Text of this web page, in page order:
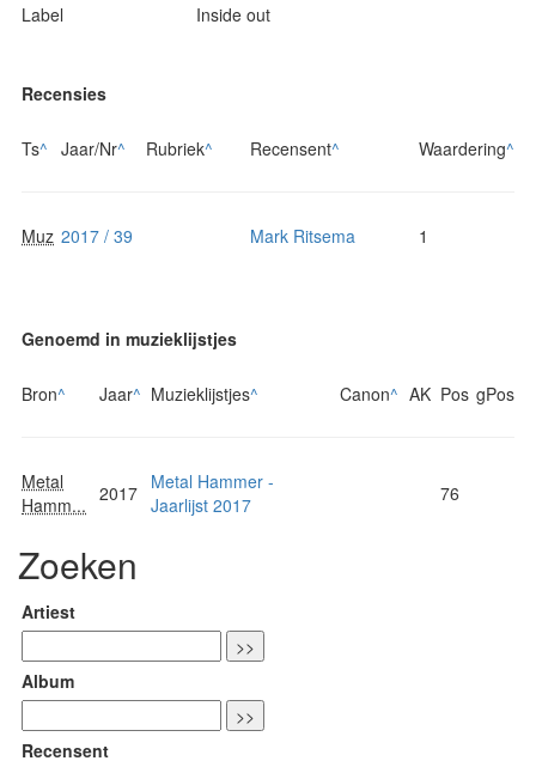
Label
Inside out
Recensies
Ts^ Jaar/Nr^ Rubriek^ Recensent^ Waardering^
Muz 2017 / 39 Mark Ritsema 1
Genoemd in muzieklijstjes
Bron^ Jaar^ Muzieklijstjes^ Canon^ AK Pos gPos
Metal
Hamm... 2017 Metal Hammer -
Jaarlijst 2017
76
Zoeken
Artiest
Album
Recensent